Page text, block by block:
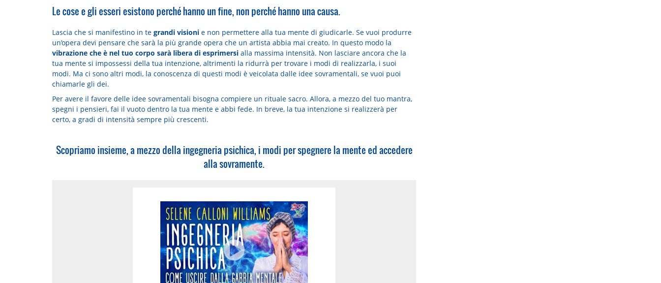
Le cose e gli esseri esistono perché hanno un fine, non perché hanno una causa.
Lascia che si manifestino in te grandi visionie non permettere alla tua mente di giudicarle. Se vuoi produrre
un’opera devi pensare che sarà la più grande opera che un artista abbia mai creato. In questo modo la
vibrazione che è nel tuo corpo sarà libera di esprimersialla massima intensità. Non lasciare ancora che la
tua mente si impossessi della tua intenzione, altrimenti la ridurrà per trovare i modi di realizzarla, i suoi
modi. Ma ci sono altri modi, la conoscenza di questi modi è veicolata dalle idee sovramentali, se vuoi puoi
chiamarle gli dei.
Per avere il favore delle idee sovramentali bisogna compiere un rituale sacro. Allora, a mezzo del tuo mantra,
spegni i pensieri, fai il vuoto dentro la tua mente e abbi fede. In breve, la tua intenzione si realizzerà per
certo, a gradi di intensità sempre più crescenti.
Scopriamo insieme, a mezzo della ingegneria psichica, i modi per spegnere la mente ed accedere
alla sovramente.